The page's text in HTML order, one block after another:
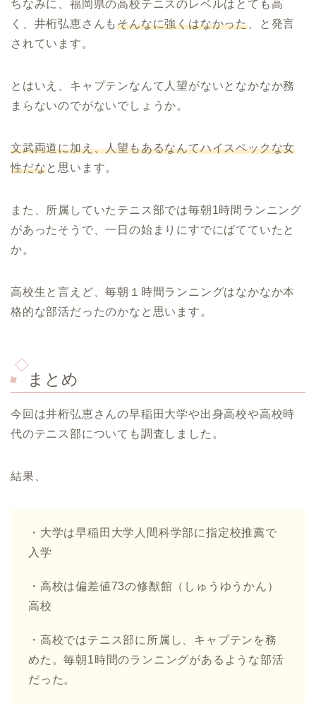
ちなみに、福岡県の高校テニスのレベルはとても高
く、井桁弘恵さんもそんなに強くはなかった 、と発言
されています。
とはいえ、キャプテンなんて人望がないとなかなか務
まらないのでがないでしょうか。
文武両道に加え、人望もあるなんてハイスペックな女
性だなと思います。
また、所属していたテニス部では毎朝1時間ランニング
があったそうで、一日の始まりにすでにばてていたと
か。
高校生と言えど、毎朝１時間ランニングはなかなか本
格的な部活だったのかなと思います。
まとめ
今回は井桁弘恵さんの早稲田大学や出身高校や高校時
代のテニス部についても調査しました。
結果、
・大学は早稲田大学人間科学部に指定校推薦で
入学
・高校は偏差値73の修猷館（しゅうゆうかん）
高校
・高校ではテニス部に所属し、キャプテンを務
めた。毎朝1時間のランニングがあるような部活
だった。